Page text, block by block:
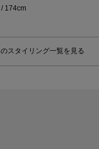
174cm
スタイリング一覧を見る